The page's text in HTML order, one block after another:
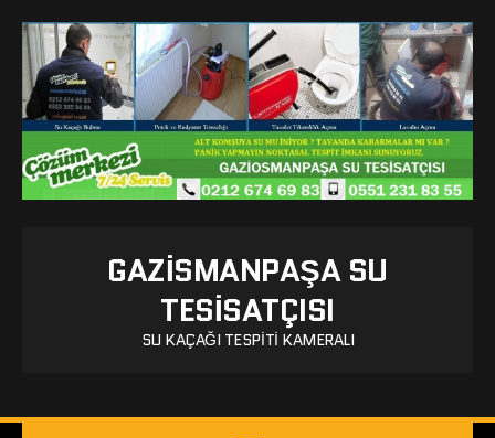
GAZISMANPAŞA SU
TESISATÇISI
SU KAÇAĞI TESPITI KAMERALI